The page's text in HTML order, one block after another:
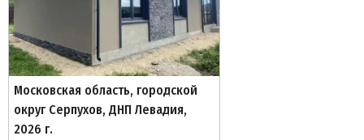
Московская область, городской
округ Серпухов, ДНП Левадия,
2026 г.